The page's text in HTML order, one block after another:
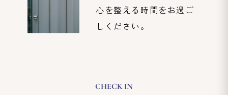
心を整える時間をお過ご
しください。
CHECK IN